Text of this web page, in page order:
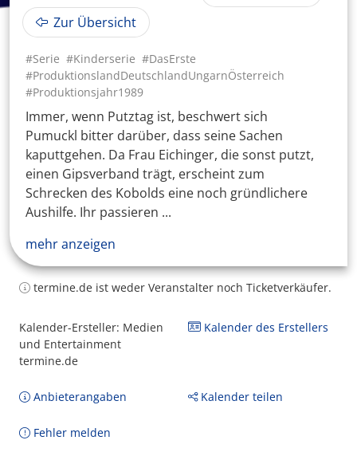
Zur Übersicht
#Serie #Kinderserie #DasErste
#ProduktionslandDeutschlandUngarnÖsterreich
#Produktionsjahr1989
Immer, wenn Putztag ist, beschwert sich
Pumuckl bitter darüber, dass seine Sachen
kaputtgehen. Da Frau Eichinger, die sonst putzt,
einen Gipsverband trägt, erscheint zum
Schrecken des Kobolds eine noch gründlichere
Aushilfe. Ihr passieren ...
mehr anzeigen
termine.de ist weder Veranstalter noch Ticketverkäufer.
Kalender-Ersteller: Medien
und Entertainment
termine.de
Kalender des Erstellers
Anbieterangaben Kalender teilen
Fehler melden